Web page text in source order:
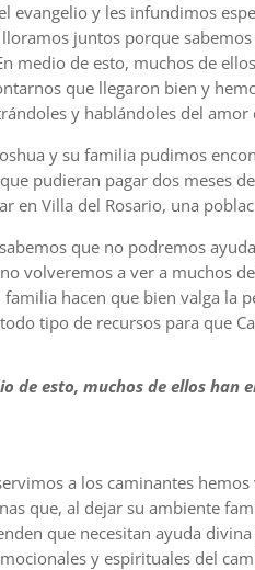
evangelio y les infundimos
lloramos juntos porque
medio de esto, muchos de
que llegaron bien y
y hablándoles del amor
y su familia pudimos
pudieran pagar dos meses
en Villa del Rosario, una
que no podremos
volveremos a ver a muchos
familia hacen que bien valga la
tipo de recursos para que
de esto, muchos de ellos han
a los caminantes
que, al dejar su ambiente
que necesitan ayuda
y espirituales del